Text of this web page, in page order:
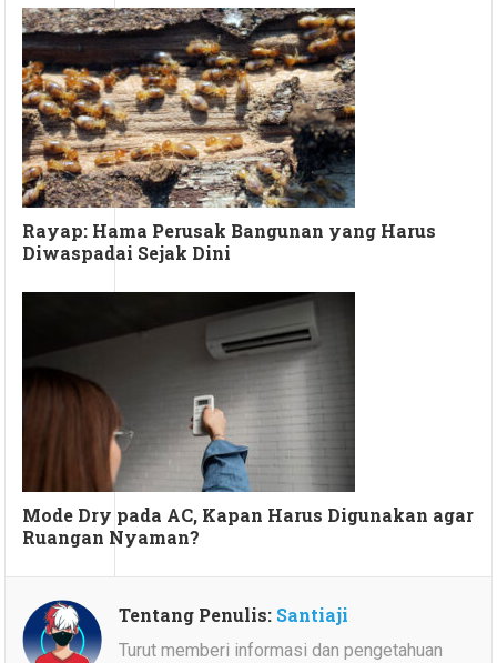
Rayap: Hama Perusak Bangunan yang Harus
Diwaspadai Sejak Dini
Mode Dry pada AC, Kapan Harus Digunakan agar
Ruangan Nyaman?
Tentang Penulis: Santiaji
Turut memberi informasi dan pengetahuan